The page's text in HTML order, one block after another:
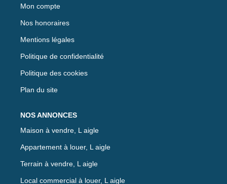
Mon compte
Nos honoraires
Mentions légales
Politique de confidentialité
Politique des cookies
Plan du site
NOS ANNONCES
Maison à vendre, L aigle
Appartement à louer, L aigle
Terrain à vendre, L aigle
Local commercial à louer, L aigle